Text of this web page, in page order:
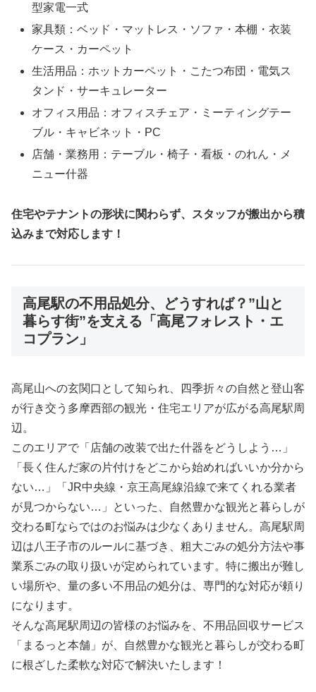
型家電一式
家具類：ベッド・マットレス・ソファ・本棚・衣装
ケース・カーペット
生活用品：ホットカーペット・こたつ布団・電気ス
タンド・サーキュレーター
オフィス用品：オフィスチェア・ミーティングテー
ブル・キャビネット・PC
店舗・業務用：テーブル・椅子・看板・のれん・メ
ニュー什器
住宅やテナントの形状に関わらず、スタッフが搬出から積
込みまで対応します！
高尾駅の不用品処分、どうすれば？”山と
暮らす街”を支える「高尾フォレスト・エ
コプラン」
高尾山への玄関口として知られ、四季折々の自然と登山客
が行き交う多摩西部の観光・住宅エリアが広がる高尾駅周
辺。
このエリアで「店舗の改装で出た什器をどうしよう…」
「長く住んだ家の片付けをどこから始めればいいか分から
ない…」「JR中央線・京王高尾線沿線で来てくれる業者
が見つからない…」といった、自然豊かな観光と暮らしが
交わる町ならではのお悩みは少なくありません。高尾駅周
辺は八王子市のルールに基づき、粗大ごみの処分方法や事
業系ごみの取り扱いが定められています。特に搬出が難し
い場所や、量の多い不用品の処分は、専門的な対応が頼り
になります。
そんな高尾駅周辺の皆様のお悩みを、不用品回収サービス
「まるっと本舗」が、自然豊かな観光と暮らしが交わる町
に根ざした柔軟な対応で解決いたします！